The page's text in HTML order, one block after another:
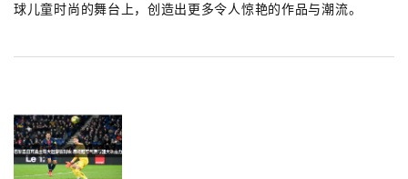
球儿童时尚的舞台上，创造出更多令人惊艳的作品与潮流。